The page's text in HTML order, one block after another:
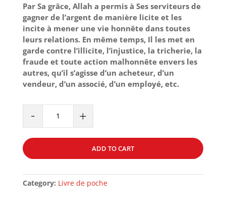
Par Sa grâce, Allah a permis à Ses serviteurs de
gagner de l’argent de manière licite et les
incite à mener une vie honnête dans toutes
leurs relations. En même temps, Il les met en
garde contre l’illicite, l’injustice, la tricherie, la
fraude et toute action malhonnête envers les
autres, qu’il s’agisse d’un acheteur, d’un
vendeur, d’un associé, d’un employé, etc.
- +
ADD TO CART
Category: Livre de poche